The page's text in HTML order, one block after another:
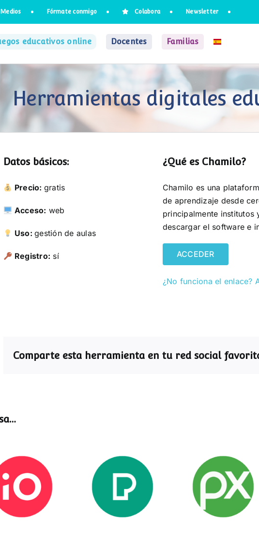
Medios Fórmate conmigo Colabora Newsletter
educativos online Docentes Familias
Herramientas digitales
Datos básicos:
Precio: gratis
Acceso: web
Uso:gestión de aulas
Registro: sí
¿Qué es Chamilo?
Chamilo es una
de aprendizaje desde
principalmente institutos
descargar el software e
ACCEDER
¿No funciona el enlace?
Comparte esta herramienta en tu red social
Stockio Pexels Pixabay